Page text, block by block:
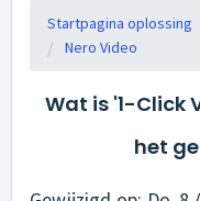
Startpagina oplossing
Nero Video
Wat is '1-Click
het